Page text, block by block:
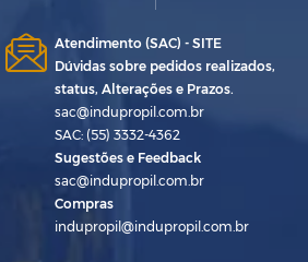
Atendimento (SAC) - SITE
Dúvidas sobre pedidos realizados,
status, Alterações e Prazos.
sac@indupropil.com.br
SAC: (55) 3332-4362
Sugestões e Feedback
sac@indupropil.com.br
Compras
indupropil@indupropil.com.br